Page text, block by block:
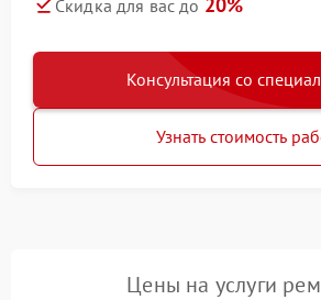
Скидка для вас до
Консультация со
Узнать стоимость
Цены на услуги